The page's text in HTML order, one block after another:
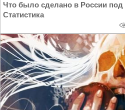
Что было сделано в России под
Статистика